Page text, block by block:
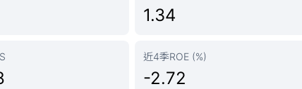
1.34
近4季ROE (%)
-2.72